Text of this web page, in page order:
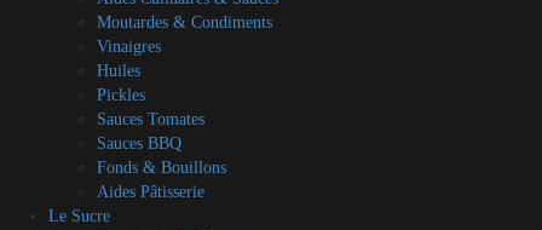
Moutardes & Condiments
Vinaigres
Huiles
Pickles
Sauces Tomates
Sauces BBQ
Fonds & Bouillons
Aides Pâtisserie
Le Sucre